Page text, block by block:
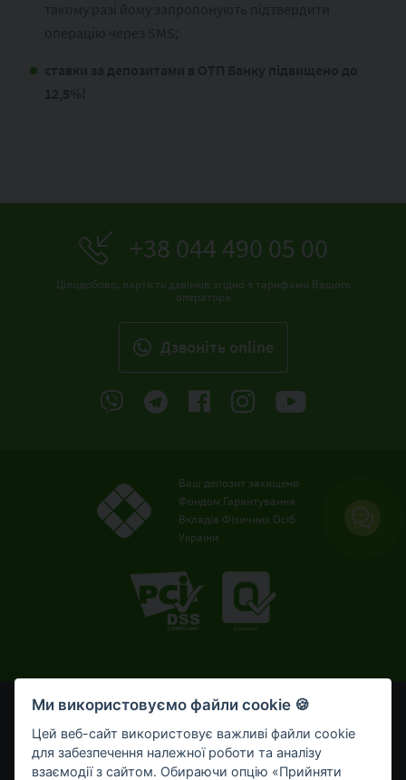
+38 044 490 05 00
Цілодобово, вартість дзвінків згідно з тарифами Вашого
оператора
Дзвонiть online
Ваш депозит захищено
Фондом Гарантування
Вкладів Фізичних Осіб
України
© OTP Bank, 2008-2026. Усі права захищені.
Ліцензія НБУ № 191 від 05.10.2011 р.
Внесено до Державного реєстру банків №273
від 02.03.1998 р.
Ми використовуємо файли cookie 🍪
Цей веб-сайт використовує важливі файли cookie
для забезпечення належної роботи та аналізу
взаємодії з сайтом. Обираючи опцію «Прийняти